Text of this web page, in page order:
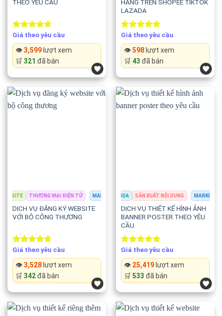
THEO YÊU CẦU
Rated4.67
out of 5
Giá theo yêu cầu
👁️3,599lượt xem
🛒 321 đã bán
HÀNG TRÊN SHOPEE TIKTOK
LAZADA
Rated4.75
out of 5
Giá theo yêu cầu
👁️598lượt xem
🛒 43 đã bán
THƯƠNG MẠI ĐIỆN TỬ MARKETING & QUẢNG CÁO SEO & TỐI ƯU WEBSITE
DỊCH VỤ ĐĂNG KÝ WEBSITE
VỚI BỘ CÔNG THƯƠNG
Rated4.67
out of 5
Giá theo yêu cầu
👁️3,528lượt xem
🛒 342đã bán
MARKETING & QUẢNG CÁO THIẾT KẾ ĐỒ HỌA SẢN XUẤT NỘI DUNG MARKETING &
DỊCH VỤ THIẾT KẾ HÌNH ẢNH
BANNER POSTER THEO YÊU
CẦU
Rated5.00
out of 5
Giá theo yêu cầu
👁️ 25,419lượt xem
🛒 533 đã bán